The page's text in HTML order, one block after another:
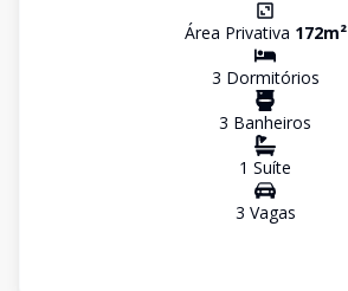
Área Privativa 172m²
3 Dormitórios
3 Banheiros
1 Suíte
3 Vagas